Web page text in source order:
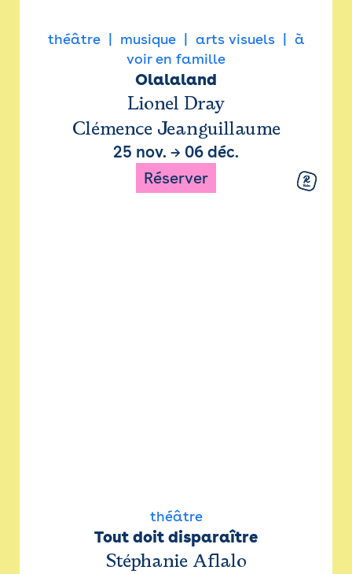
théâtre musique arts visuels
à
voir en famille
Olalaland
Lionel Dray
Clémence Jeanguillaume
25 nov. → 06 déc.
Réserver
théâtre
Tout doit disparaître
Stéphanie Aflalo